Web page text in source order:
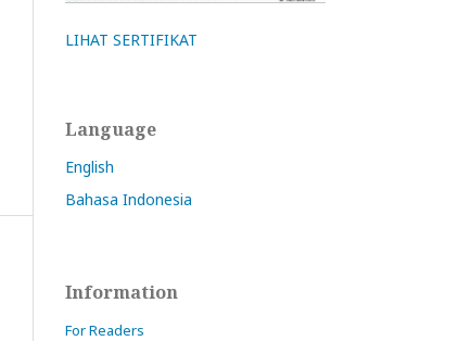
LIHAT SERTIFIKAT
Language
English
Bahasa Indonesia
Information
For Readers